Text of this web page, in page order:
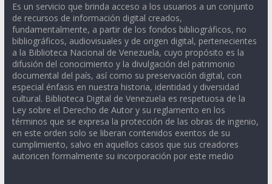
Es un servicio que brinda acceso a los usuarios a un conjunto
de recursos de información digital creados,
fundamentalmente, a partir de los fondos bibliográficos, no
bibliográficos, audiovisuales y de origen digital, pertenecientes
a la Biblioteca Nacional de Venezuela, cuyo propósito es la
difusión del conocimiento y la divulgación del patrimonio
documental del país, así como su preservación digital, con
especial énfasis en nuestra historia, identidad y diversidad
cultural. Biblioteca Digital de Venezuela es respetuosa de la
Ley sobre el Derecho de Autor y su reglamento en los
términos que se expresa la protección de las obras de ingenio,
en este orden solo se liberan contenidos exentos de su
cumplimiento, salvo en aquellos casos que sus creadores
autoricen formalmente su incorporación por este medio